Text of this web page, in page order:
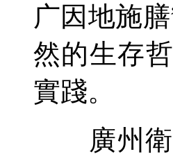
广因地施
然的生存
實踐。
廣州